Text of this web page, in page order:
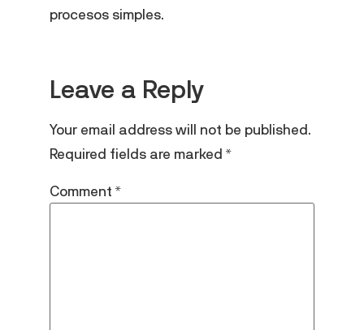
procesos simples.
Leave a Reply
Your email address will not be published.
Required fields are marked*
Comment*